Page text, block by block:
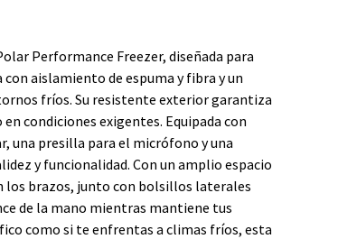
Performance Freezer, diseñada para
aislamiento de espuma y fibra y un
fríos. Su resistente exterior garantiza
condiciones exigentes. Equipada con
una presilla para el micrófono y una
y funcionalidad. Con un amplio espacio
los brazos, junto con bolsillos laterales
de la mano mientras mantiene tus
como si te enfrentas a climas fríos, esta